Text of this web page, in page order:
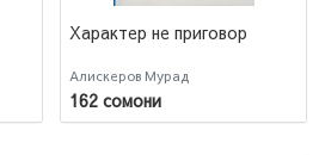
Характер не приговор
Алискеров Мурад
162 сомони